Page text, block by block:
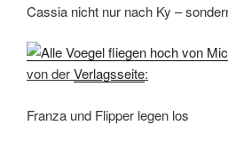
Cassia nicht nur nach Ky –
von derVerlagsseite:
Franza und Flipper legen los